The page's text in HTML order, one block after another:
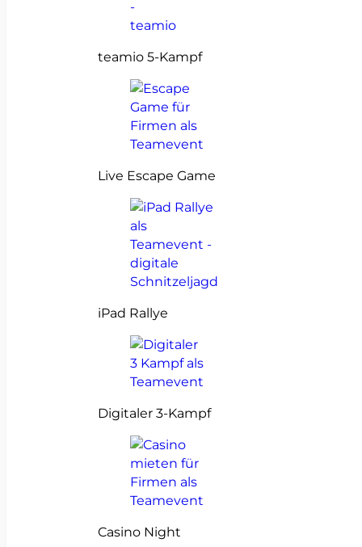
teamio 5-Kampf
Live Escape Game
iPad Rallye
Digitaler 3-Kampf
Casino Night